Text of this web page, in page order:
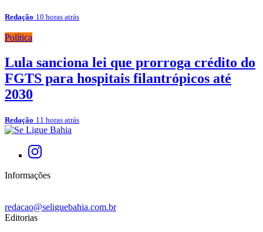
Redação 10 horas atrás
Política
Lula sanciona lei que prorroga crédito do
FGTS para hospitais filantrópicos até
2030
Redação 11 horas atrás
Informações
redacao@seliguebahia.com.br
Editorias